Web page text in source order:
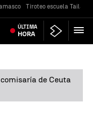
Tiroteo escuela
ÚLTIMA
HORA
de Ceuta